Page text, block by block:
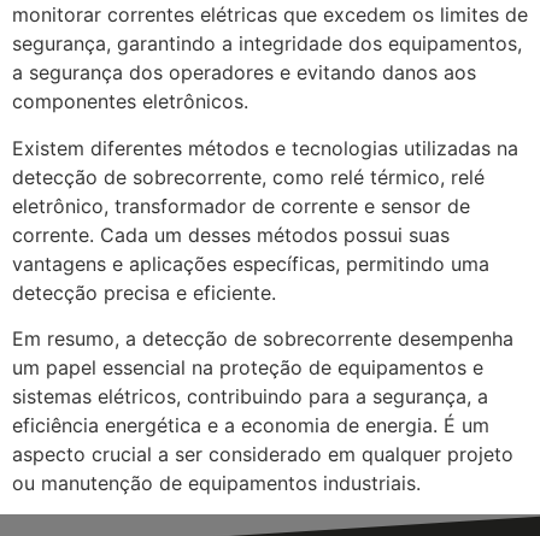
monitorar correntes elétricas que excedem os limites de
segurança, garantindo a integridade dos equipamentos,
a segurança dos operadores e evitando danos aos
componentes eletrônicos.
Existem diferentes métodos e tecnologias utilizadas na
detecção de sobrecorrente, como relé térmico, relé
eletrônico, transformador de corrente e sensor de
corrente. Cada um desses métodos possui suas
vantagens e aplicações específicas, permitindo uma
detecção precisa e eficiente.
Em resumo, a detecção de sobrecorrente desempenha
um papel essencial na proteção de equipamentos e
sistemas elétricos, contribuindo para a segurança, a
eficiência energética e a economia de energia. É um
aspecto crucial a ser considerado em qualquer projeto
ou manutenção de equipamentos industriais.